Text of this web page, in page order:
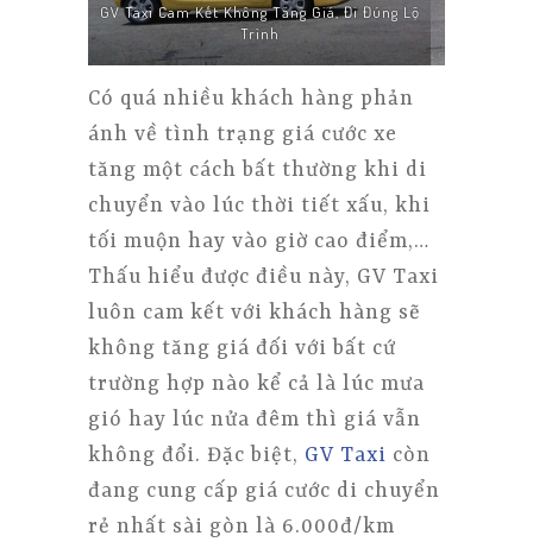
GV Taxi Cam Kết Không Tăng Giá, Đi Đúng Lộ
Trình
Có quá nhiều khách hàng phản
ánh về tình trạng giá cước xe
tăng một cách bất thường khi di
chuyển vào lúc thời tiết xấu, khi
tối muộn hay vào giờ cao điểm,…
Thấu hiểu được điều này, GV Taxi
luôn cam kết với khách hàng sẽ
không tăng giá đối với bất cứ
trường hợp nào kể cả là lúc mưa
gió hay lúc nửa đêm thì giá vẫn
không đổi. Đặc biệt, GV Taxi còn
đang cung cấp giá cước di chuyển
rẻ nhất sài gòn là 6.000đ/km